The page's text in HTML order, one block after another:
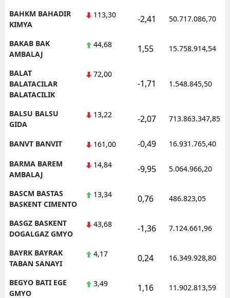
BAHKM BAHADIR
KIMYA
113,30 -2,41 50.717.086,70
BAKAB BAK
AMBALAJ
44,68 1,55 15.758.914,54
BALAT
BALATACILAR
BALATACILIK
72,00
-1,71 1.548.845,50
BALSU BALSU
GIDA
13,22 -2,07 713.863.347,85
BANVT BANVIT 161,00 -0,49 16.931.765,40
BARMA BAREM
AMBALAJ
14,84 -9,95 5.064.966,20
BASCM BASTAS
BASKENT CIMENTO
13,34 0,76 486.823,05
BASGZ BASKENT
DOGALGAZ GMYO
43,68 -1,36 7.124.661,96
BAYRK BAYRAK
TABAN SANAYI
4,17 0,24 16.349.928,80
BEGYO BATI EGE
GMYO
3,49 1,16 11.902.813,59